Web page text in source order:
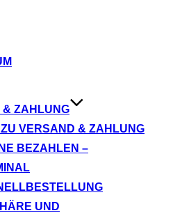
ZAHLUNG
ZU VERSAND & ZAHLUNG
BEZAHLEN –
UND